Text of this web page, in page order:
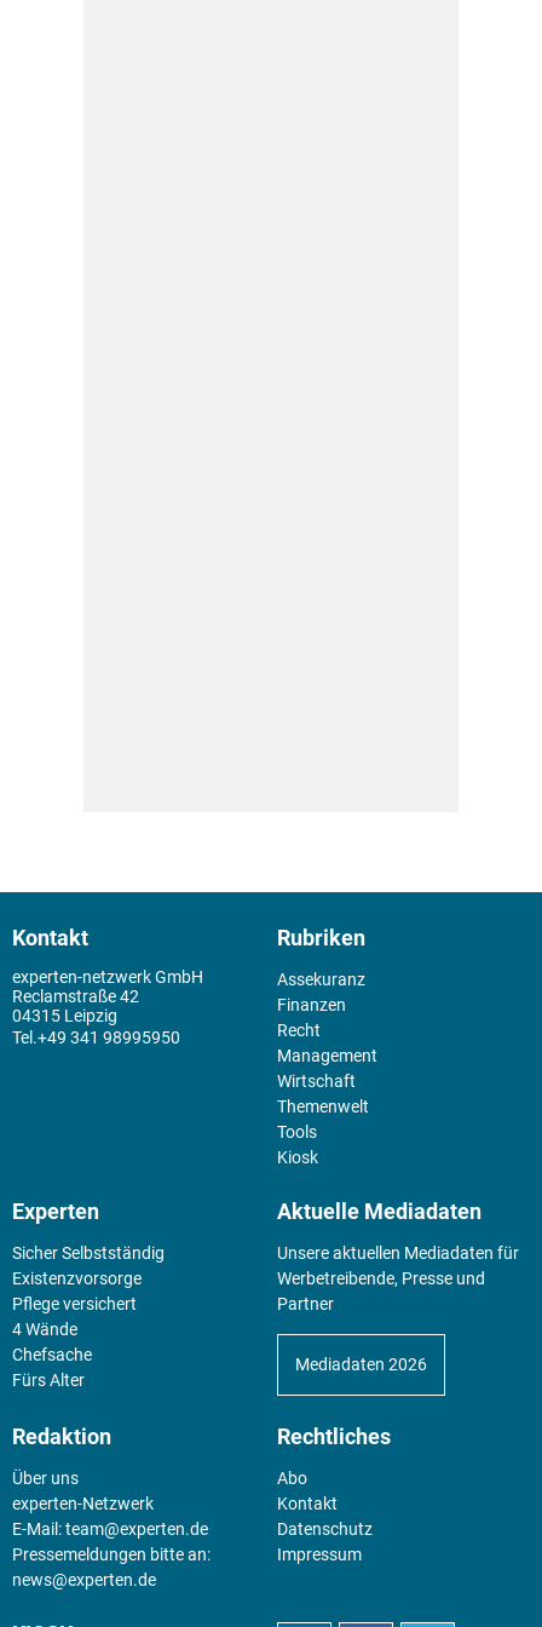
Kontakt
experten-netzwerk GmbH
Reclamstraße 42
04315 Leipzig
+49 341 98995950
Rubriken
Assekuranz
Finanzen
Recht
Management
Wirtschaft
Themenwelt
Tools
Kiosk
Experten
Sicher Selbstständig
Existenz­vorsorge
Pflege versichert
4 Wände
Chefsache
Fürs Alter
Aktuelle Mediadaten
Unsere aktuellen Mediadaten für
Werbetreibende, Presse und
Partner
Mediadaten 2026
Redaktion
Über uns
experten-Netzwerk
E-Mail:team@experten.de
Pressemeldungen bitte an:
news@experten.de
Rechtliches
Abo
Kontakt
Datenschutz
Impressum